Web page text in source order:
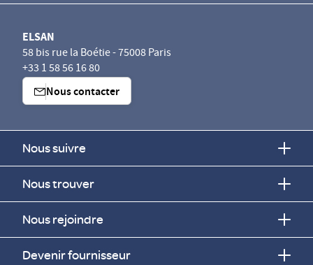
ELSAN
58 bis rue la Boétie - 75008 Paris
+33 1 58 56 16 80
Nous contacter
Nous suivre
Nous trouver
Nous rejoindre
Devenir fournisseur